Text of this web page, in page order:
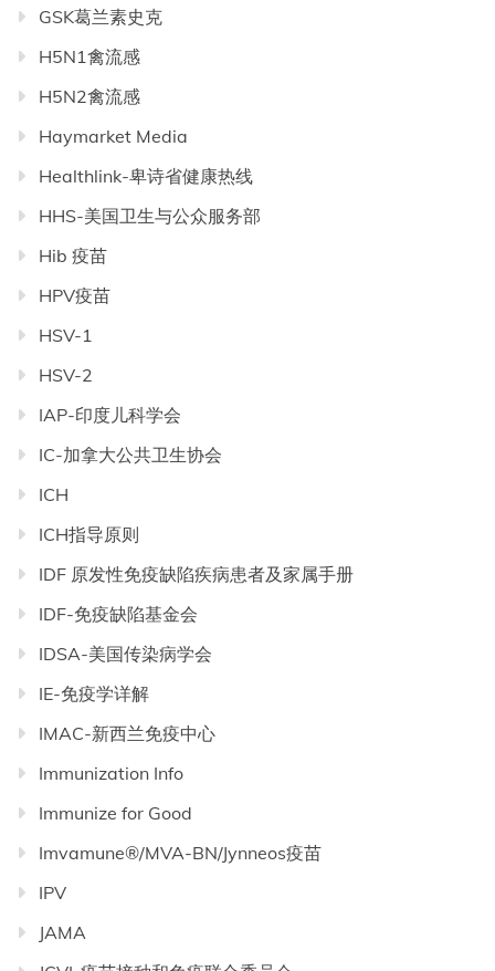
GSK葛兰素史克
H5N1禽流感
H5N2禽流感
Haymarket Media
Healthlink-卑诗省健康热线
HHS-美国卫生与公众服务部
Hib 疫苗
HPV疫苗
HSV-1
HSV-2
IAP-印度儿科学会
IC-加拿大公共卫生协会
ICH
ICH指导原则
IDF 原发性免疫缺陷疾病患者及家属手册
IDF-免疫缺陷基金会
IDSA-美国传染病学会
IE-免疫学详解
IMAC-新西兰免疫中心
Immunization Info
Immunize for Good
Imvamune®/MVA-BN/Jynneos疫苗
IPV
JAMA